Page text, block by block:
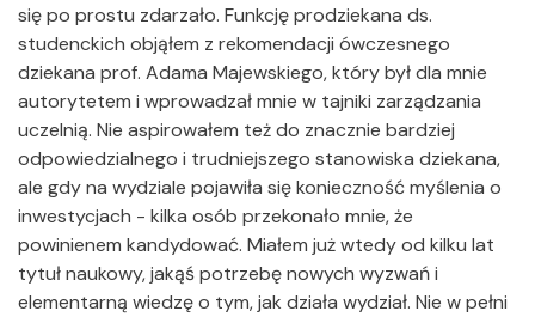
się po prostu zdarzało. Funkcję prodziekana ds.
studenckich objąłem z rekomendacji ówczesnego
dziekana prof. Adama Majewskiego, który był dla mnie
autorytetem i wprowadzał mnie w tajniki zarządzania
uczelnią. Nie aspirowałem też do znacznie bardziej
odpowiedzialnego i trudniejszego stanowiska dziekana,
ale gdy na wydziale pojawiła się konieczność myślenia o
inwestycjach - kilka osób przekonało mnie, że
powinienem kandydować. Miałem już wtedy od kilku lat
tytuł naukowy, jakąś potrzebę nowych wyzwań i
elementarną wiedzę o tym, jak działa wydział. Nie w pełni